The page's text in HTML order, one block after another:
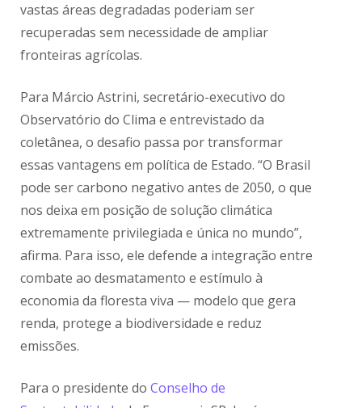
vastas áreas degradadas poderiam ser
recuperadas sem necessidade de ampliar
fronteiras agrícolas.
Para Márcio Astrini, secretário-executivo do
Observatório do Clima e entrevistado da
coletânea, o desafio passa por transformar
essas vantagens em política de Estado. “O Brasil
pode ser carbono negativo antes de 2050, o que
nos deixa em posição de solução climática
extremamente privilegiada e única no mundo”,
afirma. Para isso, ele defende a integração entre
combate ao desmatamento e estímulo à
economia da floresta viva — modelo que gera
renda, protege a biodiversidade e reduz
emissões.
Para o presidente doConselho de